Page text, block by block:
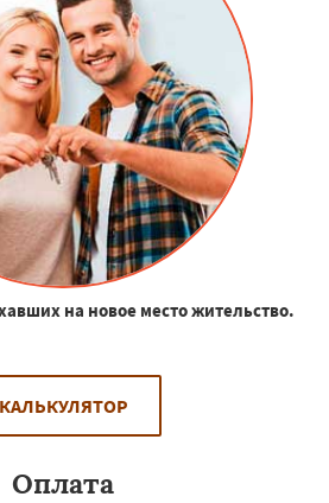
на новое место жительство.
КАЛЬКУЛЯТОР
Оплата